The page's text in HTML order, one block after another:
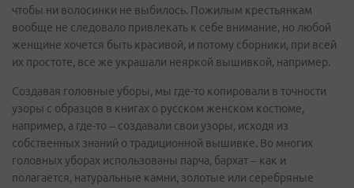
чтобы ни волосинки не выбилось. Пожилым крестьянкам
вообще не следовало привлекать к себе внимание, но любой
женщине хочется быть красивой, и потому сборники, при всей
их простоте, все же украшали неяркой вышивкой, например.
Создавая головные уборы, мы где-то копировали в точности
узоры с образцов в книгах о русском женском костюме,
например, а где-то – создавали свои узоры, исходя из
собственных знаний о традиционной вышивке. Во многих
головных уборах использованы парча, бархат – как и
полагается, натуральные камни, золотые или серебряные